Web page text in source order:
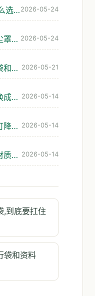
4S店可降解试驾礼包袋怎么选：座椅膜与手册袋实操2026-05-24
装修公司可降解地板膜防尘罩垃圾袋怎么选 2026-05-24
旅行社门店的可降解旅行袋和资料袋，怎么选才不踩坑 2026-05-21
体育赛事一次性物料怎么换成可降解的不踩坑 2026-05-14
速冻食品外包装袋怎么选可降解材料才不脆裂 2026-05-14
会展手提袋怎么选可降解材质?展会发袋避坑指南 2026-05-14
,到底要扛住
袋和资料